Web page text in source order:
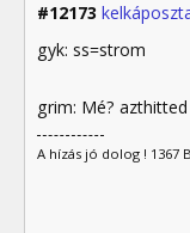
#12173
gyk: ss=strom
grim: Mé? azthitted
A hízás jó dolog ! 1367